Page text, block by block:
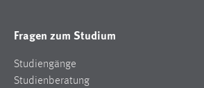
Fragen zum Studium
Studiengänge
Studienberatung
MARKETING